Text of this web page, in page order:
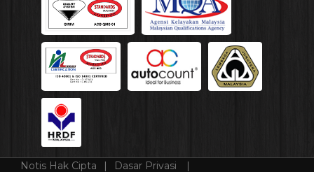
Notis Hak Cipta Dasar Privasi